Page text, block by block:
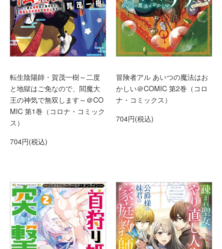
転生陰陽師・賀茂一樹～二度
と地獄はご免なので、閻魔大
王の神気で無双します～＠CO
MIC 第1巻（コロナ・コミック
ス）
704円(税込)
冒険者アル あいつの魔法はお
かしい＠COMIC 第2巻（コロ
ナ・コミックス）
704円(税込)